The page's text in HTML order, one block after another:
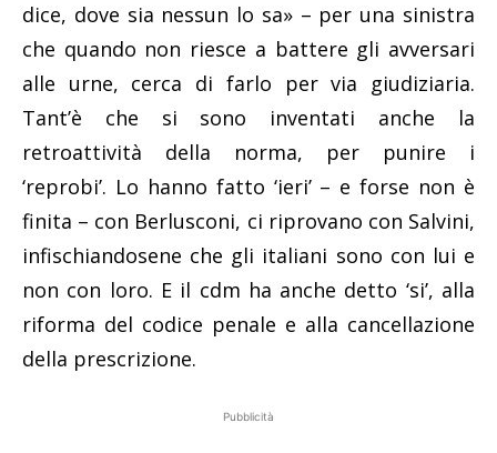
dice, dove sia nessun lo sa» – per una sinistra
che quando non riesce a battere gli avversari
alle urne, cerca di farlo per via giudiziaria.
Tant’è che si sono inventati anche la
retroattività della norma, per punire i
‘reprobi’. Lo hanno fatto ‘ieri’ – e forse non è
finita – con Berlusconi, ci riprovano con Salvini,
infischiandosene che gli italiani sono con lui e
non con loro. E il cdm ha anche detto ‘si’, alla
riforma del codice penale e alla cancellazione
della prescrizione.
Pubblicità